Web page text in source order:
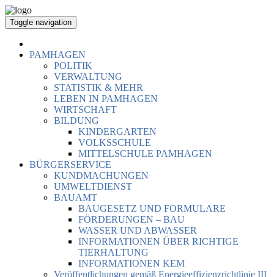
Toggle navigation
PAMHAGEN
POLITIK
VERWALTUNG
STATISTIK & MEHR
LEBEN IN PAMHAGEN
WIRTSCHAFT
BILDUNG
KINDERGARTEN
VOLKSSCHULE
MITTELSCHULE PAMHAGEN
BÜRGERSERVICE
KUNDMACHUNGEN
UMWELTDIENST
BAUAMT
BAUGESETZ UND FORMULARE
FÖRDERUNGEN – BAU
WASSER UND ABWASSER
INFORMATIONEN ÜBER RICHTIGE
TIERHALTUNG
INFORMATIONEN KEM
Veröffentlichungen gemäß Energieeffizienzrichtlinie III